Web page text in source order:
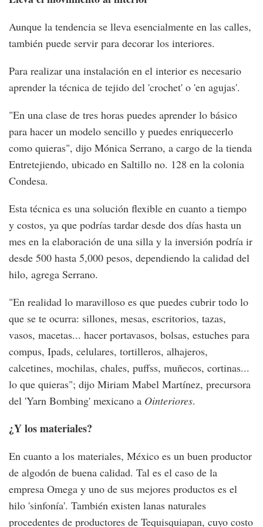
Aunque la tendencia se lleva esencialmente en las calles,
también puede servir para decorar los interiores.
Para realizar una instalación en el interior es necesario
aprender la técnica de tejido del 'crochet' o 'en agujas'.
"En una clase de tres horas puedes aprender lo básico
para hacer un modelo sencillo y puedes enriquecerlo
como quieras", dijo Mónica Serrano, a cargo de la tienda
Entretejiendo, ubicado en Saltillo no. 128 en la colonia
Condesa.
Esta técnica es una solución flexible en cuanto a tiempo
y costos, ya que podrías tardar desde dos días hasta un
mes en la elaboración de una silla y la inversión podría ir
desde 500 hasta 5,000 pesos, dependiendo la calidad del
hilo, agrega Serrano.
"En realidad lo maravilloso es que puedes cubrir todo lo
que se te ocurra: sillones, mesas, escritorios, tazas,
vasos, macetas... hacer portavasos, bolsas, estuches para
compus, Ipads, celulares, tortilleros, alhajeros,
calcetines, mochilas, chales, puffss, muñecos, cortinas...
lo que quieras"; dijo Miriam Mabel Martínez, precursora
del 'Yarn Bombing' mexicano a Ointeriores.
¿Y los materiales?
En cuanto a los materiales, México es un buen productor
de algodón de buena calidad. Tal es el caso de la
empresa Omega y uno de sus mejores productos es el
hilo 'sinfonía'. También existen lanas naturales
procedentes de productores de Tequisquiapan, cuyo costo